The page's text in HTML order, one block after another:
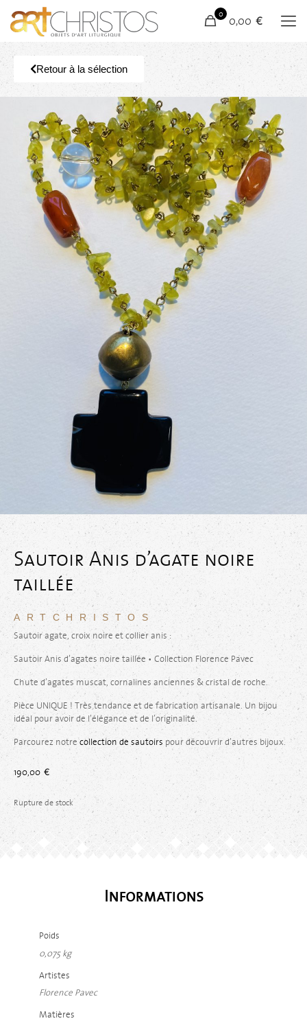
0 0,00 €
Retour à la sélection
Sautoir Anis d’agate noire
taillée
ARTCHRISTOS
Sautoir agate, croix noire et collier anis :
Sautoir Anis d’agates noire taillée • Collection Florence Pavec
Chute d’agates muscat, cornalines anciennes & cristal de roche.
Pièce UNIQUE ! Très tendance et de fabrication artisanale. Un bijou
idéal pour avoir de l’élégance et de l’originalité.
Parcourez notrecollection de sautoirs pour découvrir d’autres bijoux.
190,00 €
Rupture de stock
Informations
Poids
0,075 kg
Artistes
Florence Pavec
Matières